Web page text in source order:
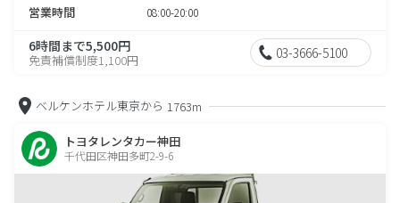
営業時間 08:00-20:00
6時間まで5,500円
免責補償制度1,100円 03-3666-5100
ベルケンホテル東京から 1763m
トヨタレンタカー神田
千代田区神田多町2-9-6